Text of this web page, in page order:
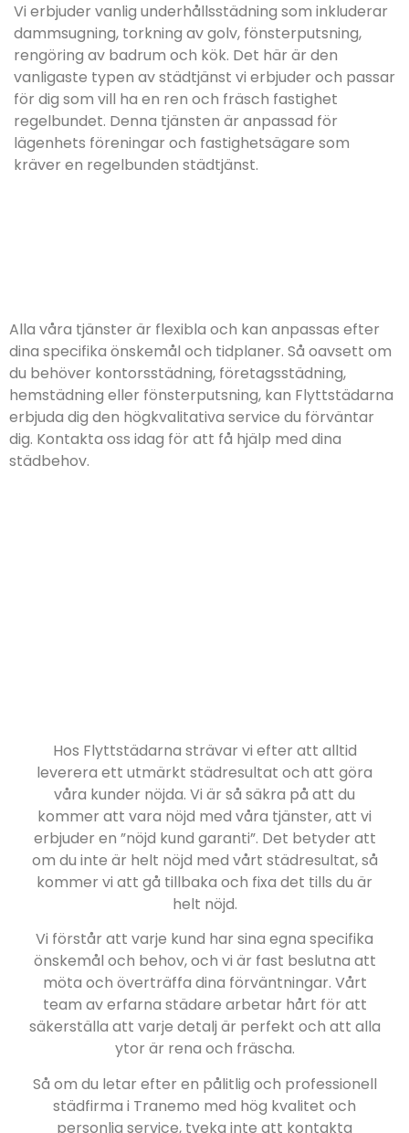
Vi erbjuder vanlig underhållsstädning som inkluderar
dammsugning, torkning av golv, fönsterputsning,
rengöring av badrum och kök. Det här är den
vanligaste typen av städtjänst vi erbjuder och passar
för dig som vill ha en ren och fräsch fastighet
regelbundet. Denna tjänsten är anpassad för
lägenhets föreningar och fastighetsägare som
kräver en regelbunden städtjänst.
Alla våra tjänster är flexibla och kan anpassas efter
dina specifika önskemål och tidplaner. Så oavsett om
du behöver kontorsstädning, företagsstädning,
hemstädning eller fönsterputsning, kan Flyttstädarna
erbjuda dig den högkvalitativa service du förväntar
dig. Kontakta oss idag för att få hjälp med dina
städbehov.
Hos Flyttstädarna strävar vi efter att alltid
leverera ett utmärkt städresultat och att göra
våra kunder nöjda. Vi är så säkra på att du
kommer att vara nöjd med våra tjänster, att vi
erbjuder en ”nöjd kund garanti”. Det betyder att
om du inte är helt nöjd med vårt städresultat, så
kommer vi att gå tillbaka och fixa det tills du är
helt nöjd.
Vi förstår att varje kund har sina egna specifika
önskemål och behov, och vi är fast beslutna att
möta och överträffa dina förväntningar. Vårt
team av erfarna städare arbetar hårt för att
säkerställa att varje detalj är perfekt och att alla
ytor är rena och fräscha.
Så om du letar efter en pålitlig och professionell
städfirma i Tranemo med hög kvalitet och
personlig service, tveka inte att kontakta